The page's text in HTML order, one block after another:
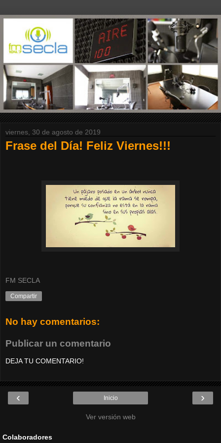
viernes, 30 de agosto de 2019
Frase del Día! Feliz Viernes!!!
FM SECLA
Compartir
No hay comentarios:
Publicar un comentario
DEJA TU COMENTARIO!
‹ ›
Inicio
Ver versión web
Colaboradores